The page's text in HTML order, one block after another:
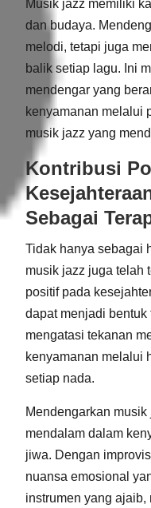
Musik jazz memiliki
dan budaya.
melodi, tetapi juga
balik setiap lagu. Ini
mendengar yang
kenyamanan melalui
musik jazz yang
Kontribusi
Sebagai
Tidak hanya sebagai
musik jazz juga telah
positif pada
dapat menjadi bentuk
mengatasi tekanan
kenyamanan melalui
setiap nada.
Mendengarkan
mendalam dalam
jiwa. Dengan
nuansa emosional
instrumen yang